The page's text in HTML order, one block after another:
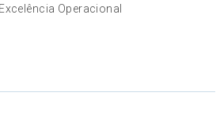
Operacional